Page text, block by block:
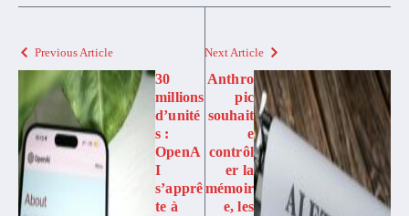
Previous Article
30
millions
d’unité
s :
OpenA
I
s’apprê
te à
Next Article
Anthro
pic
souhait
e
contrôl
er la
mémoir
e, les